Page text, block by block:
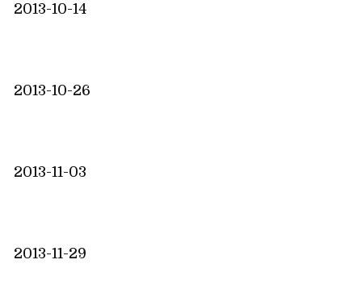
2013-10-14
2013-10-26
2013-11-03
2013-11-29